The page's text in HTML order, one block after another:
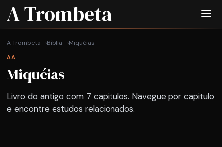
A Trombeta
A Trombeta Bíblia Miquéias
AA
Miquéias
Livro do antigo com 7 capitulos. Navegue por capitulo
e encontre estudos relacionados.